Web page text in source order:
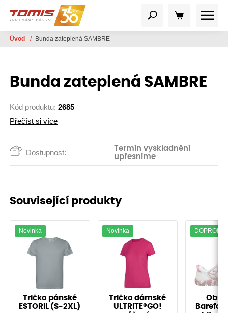
Úvod / Bunda zateplená SAMBRE
Bunda zateplená SAMBRE
Kód produktu: 2685
Přečíst si více
Dostupnost:
Termín vyskladnění
upřesníme
Související produkty
Novinka
Tričko pánské
ESTORIL (S-2XL)
Novinka
Tričko dámské
ULTRITE®GO!
DOPRODEJ
Obuv